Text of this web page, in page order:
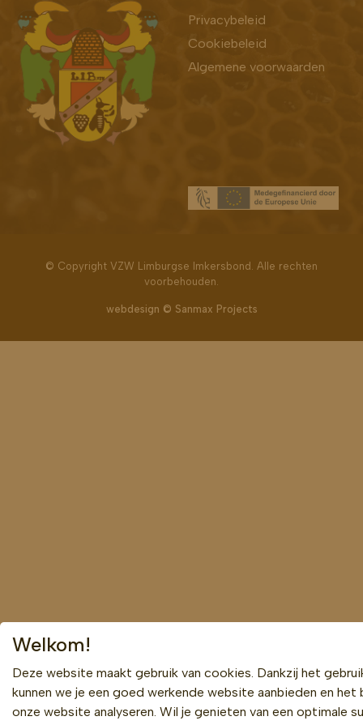
Bekijk ook
Privacybeleid
Cookiebeleid
Algemene voorwaarden
© Copyright VZW Limburgse Imkersbond. Alle rechten
voorbehouden.
webdesign © Sanmax Projects
Welkom!
Deze website maakt gebruik van cookies. Dankzij het
kunnen we je een goed werkende website aanbieden en het
onze website analyseren. Wil je genieten van een optimale